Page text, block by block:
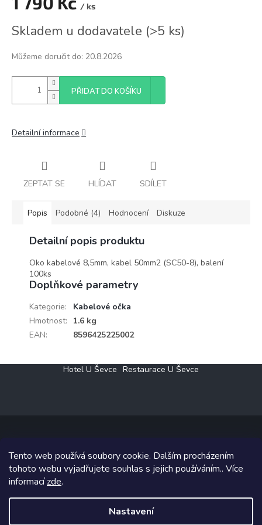
Tento web používá soubory cookie. Dalším procházením
tohoto webu vyjadřujete souhlas s jejich používáním.. Více
informacízde.
Nastavení
/ ks
cena:
Skladem u dodavatele (>5 ks)
Můžeme doručit do: 20.8.2026
PŘIDAT DO KOŠÍKU
Detailní informace
ZEPTAT SE HLÍDAT SDÍLET
Popis Podobné (4) Hodnocení Diskuze
Detailní popis produktu
Oko kabelové 8,5mm, kabel 50mm2 (SC50-8), balení
100ks
Doplňkové parametry
Kategorie:
Kabelové očka
Hmotnost:
1.6 kg
EAN: 8596425225002
Hotel U Ševce Restaurace U Ševce
Copyright 2026Elektro Klesný s.r.o.. Všechna práva vyhrazena.
Grafický návrh vytvořil a na Shoptet implementoval
Shoptetak.cz.